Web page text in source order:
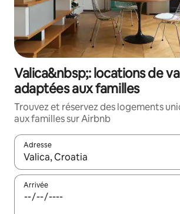
Valica&nbsp;: locations de
adaptées aux familles
Trouvez et réservez des logements
aux familles sur Airbnb
Adresse
Lorsque les résultats s'affichent, utilisez
Arrivée